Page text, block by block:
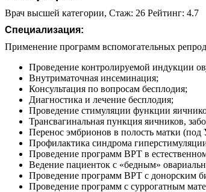
Врач высшей категории, Стаж: 26 Рейтинг: 4.7
Специализация:
Применение программ вспомогательных
Проведение контролируемой индукции
Внутриматочная инсеминация;
Консультация по вопросам бесплодия;
Диагностика и лечение бесплодия;
Проведение стимуляции функции
Трансвагинальная пункция яичников,
Перенос эмбрионов в полость матки (под
Профилактика синдрома
Проведение программ ВРТ в
Ведение пациенток с «бедным»
Проведение программ ВРТ с донорским
Проведение программ с суррогатным